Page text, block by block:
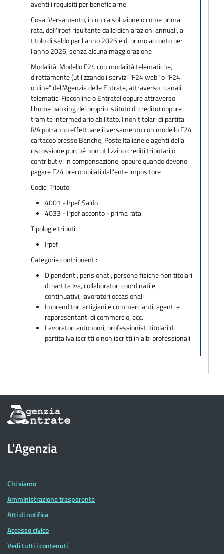
aventi i requisiti per beneficiarne.
Cosa:Versamento, in unica soluzione o come prima
rata, dell'Irpef risultante dalle dichiarazioni annuali, a
titolo di saldo per l'anno 2025 e di primo acconto per
l'anno 2026, senza alcuna maggiorazione
Modalità: Modello F24 con modalità telematiche,
direttamente (utilizzando i servizi "F24 web" o "F24
online" dell'Agenzia delle Entrate, attraverso i canali
telematici Fisconline o Entratel oppure attraverso
l'home banking del proprio istituto di credito) oppure
tramite intermediario abilitato. I non titolari di partita
IVA potranno effettuare il versamento con modello F24
cartaceo presso Banche, Poste Italiane e agenti della
riscossione purché non utilizzino crediti tributari o
contributivi in compensazione, oppure quando devono
pagare F24 precompilati dall'ente impositore
Codici Tributo:
4001 - Irpef Saldo
4033 - Irpef acconto - prima rata
Tipologie tributi:
Irpef
Categorie contribuenti:
Dipendenti, pensionati, persone fisiche non titolari
di partita Iva, collaboratori coordinati e
continuativi, lavoratori occasionali
Imprenditori artigiani e commercianti, agenti e
rappresentanti di commercio, ecc.
Lavoratori autonomi, professionisti titolari di
partita Iva iscritti o non iscritti in albi professionali
Informazioni
sul
dell'Agenzia
delle
Entrate
L'Agenzia
Chi siamo
Amministrazione trasparente
Atti di notifica
Accesso civico
Vedi tutti i contenuti